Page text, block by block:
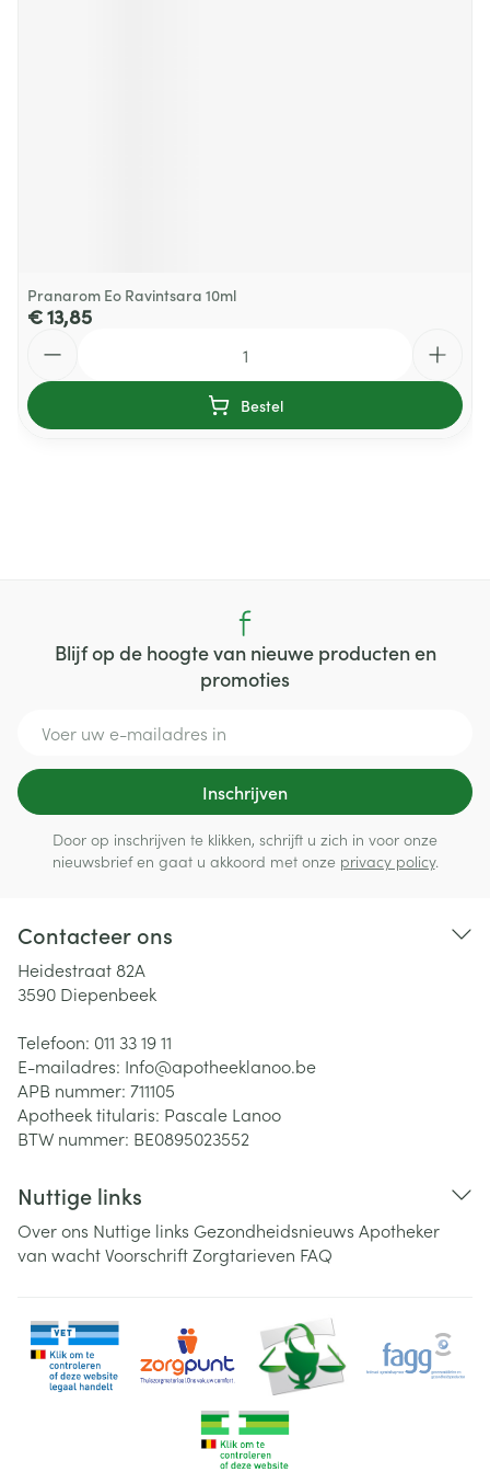
Pranarom Eo Ravintsara 10ml
€ 13,85
Bestel
Blijf op de hoogte van nieuwe producten en
promoties
Inschrijven
Door op inschrijven te klikken, schrijft u zich in voor onze
nieuwsbrief en gaat u akkoord met onze privacy policy.
Contacteer ons
Heidestraat 82A
3590 Diepenbeek
Telefoon: 011 33 19 11
E-mailadres: Info@apotheeklanoo.be
APB nummer: 711105
Apotheek titularis: Pascale Lanoo
BTW nummer: BE0895023552
Nuttige links
Over ons Nuttige links Gezondheidsnieuws Apotheker
van wachtVoorschriftZorgtarieven FAQ